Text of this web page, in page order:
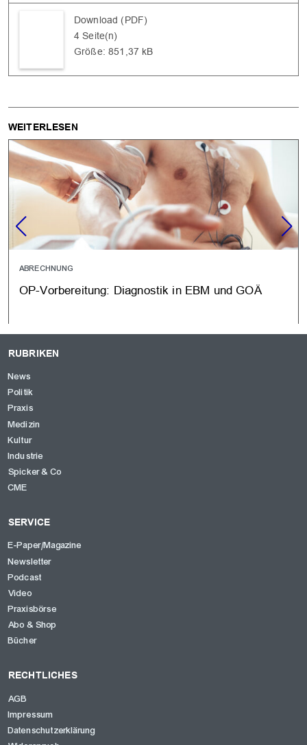
Download (PDF)
4 Seite(n)
Größe: 851,37 kB
WEITERLESEN
ABRECHNUNG
OP-Vorbereitung: Diagnostik in EBM und GOÄ
RUBRIKEN
News
Politik
Praxis
Medizin
Kultur
Industrie
Spicker & Co
CME
SERVICE
E-Paper/Magazine
Newsletter
Podcast
Video
Praxisbörse
Abo & Shop
Bücher
RECHTLICHES
AGB
Impressum
Datenschutzerklärung